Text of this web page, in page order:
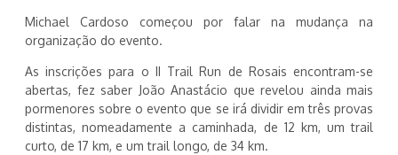
Michael Cardoso começou por falar na mudança na
organização do evento.
As inscrições para o II Trail Run de Rosais encontram-se
abertas, fez saber João Anastácio que revelou ainda mais
pormenores sobre o evento que se irá dividir em três provas
distintas, nomeadamente a caminhada, de 12 km, um trail
curto, de 17 km, e um trail longo, de 34 km.